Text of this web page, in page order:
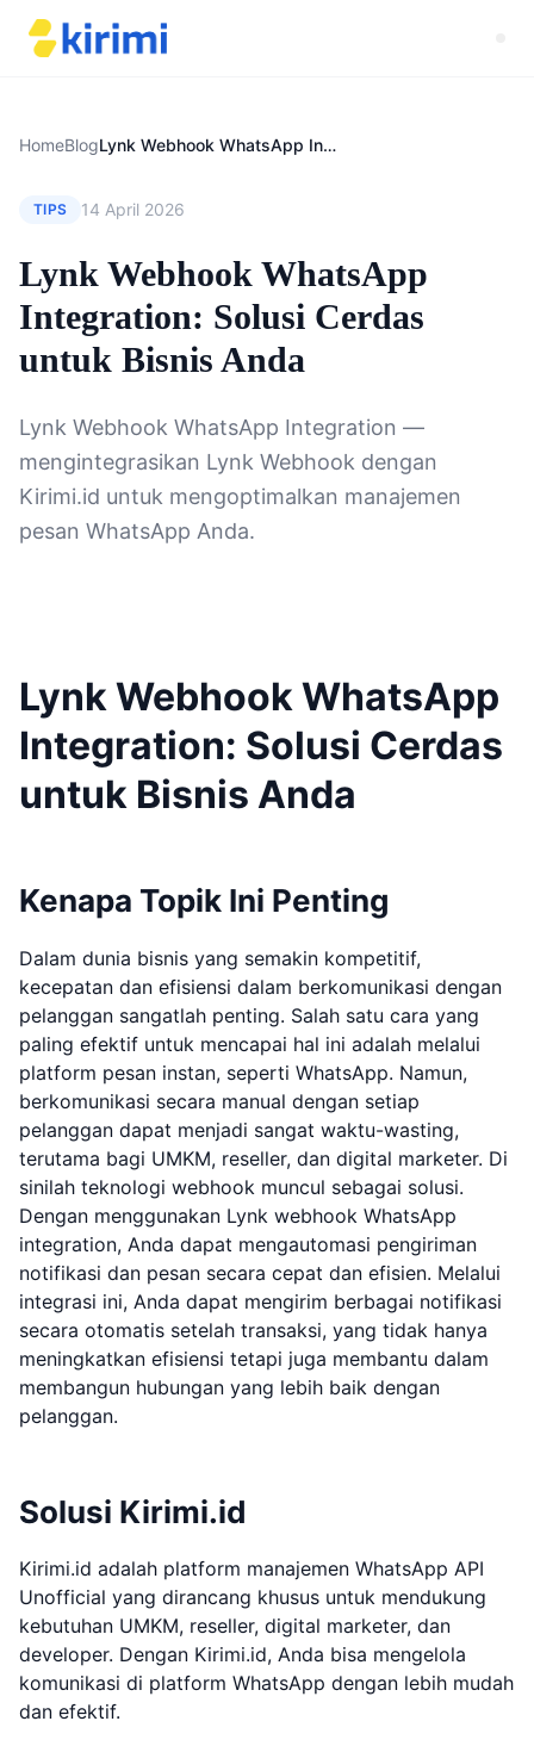
HomeBlog Lynk Webhook WhatsApp Integration: Solusi Cerdas untuk Bisnis Anda
TIPS 14 April 2026
Lynk Webhook WhatsApp
Integration: Solusi Cerdas
untuk Bisnis Anda
Lynk Webhook WhatsApp Integration —
mengintegrasikan Lynk Webhook dengan
Kirimi.id untuk mengoptimalkan manajemen
pesan WhatsApp Anda.
Lynk Webhook WhatsApp
Integration: Solusi Cerdas
untuk Bisnis Anda
Kenapa Topik Ini Penting
Dalam dunia bisnis yang semakin kompetitif,
kecepatan dan efisiensi dalam berkomunikasi dengan
pelanggan sangatlah penting. Salah satu cara yang
paling efektif untuk mencapai hal ini adalah melalui
platform pesan instan, seperti WhatsApp. Namun,
berkomunikasi secara manual dengan setiap
pelanggan dapat menjadi sangat waktu-wasting,
terutama bagi UMKM, reseller, dan digital marketer. Di
sinilah teknologi webhook muncul sebagai solusi.
Dengan menggunakan Lynk webhook WhatsApp
integration, Anda dapat mengautomasi pengiriman
notifikasi dan pesan secara cepat dan efisien. Melalui
integrasi ini, Anda dapat mengirim berbagai notifikasi
secara otomatis setelah transaksi, yang tidak hanya
meningkatkan efisiensi tetapi juga membantu dalam
membangun hubungan yang lebih baik dengan
pelanggan.
Solusi Kirimi.id
Kirimi.id adalah platform manajemen WhatsApp API
Unofficial yang dirancang khusus untuk mendukung
kebutuhan UMKM, reseller, digital marketer, dan
developer. Dengan Kirimi.id, Anda bisa mengelola
komunikasi di platform WhatsApp dengan lebih mudah
dan efektif.